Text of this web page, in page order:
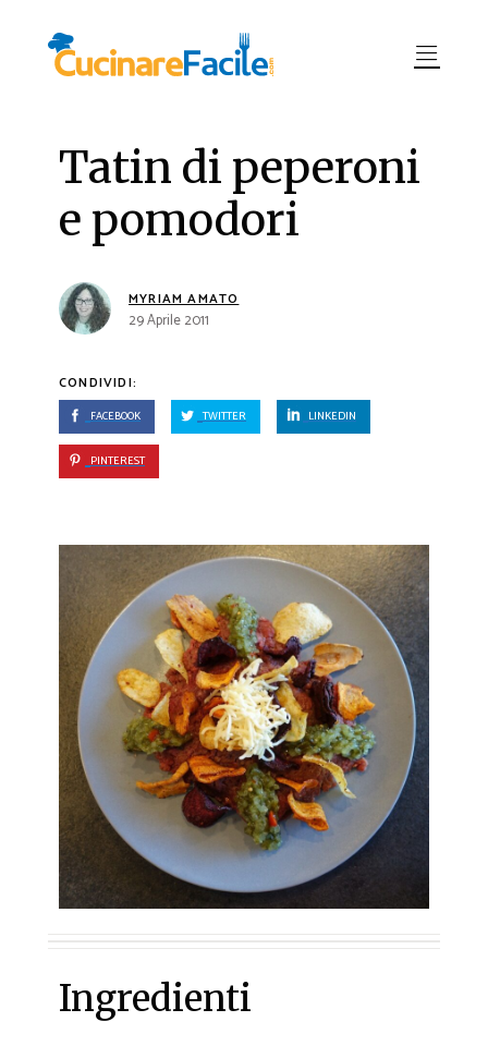
Tatin di peperoni
e pomodori
MYRIAM AMATO
29 Aprile 2011
CONDIVIDI:
FACEBOOK TWITTER LINKEDIN
PINTEREST
Ingredienti